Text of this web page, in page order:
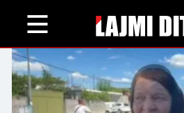
content